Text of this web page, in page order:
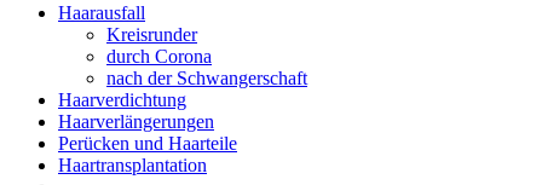
Haarausfall
Kreisrunder
durch Corona
nach der Schwangerschaft
Haarverdichtung
Haarverlängerungen
Perücken und Haarteile
Haartransplantation